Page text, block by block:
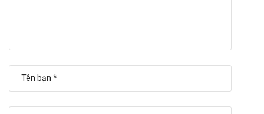
"Trường Anh Pharm xin được thay mặt toàn bộ đội ngũ nhân viên
gửi lời cảm ơn chân thành và sâu sắc nhất tới Quý khách hàng đã
đồng hành, hợp tác cũng như ủng hộ Trường Anh Pharm trong